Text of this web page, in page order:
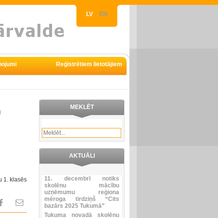
LV EN
Reģistrētiem lietotājiem
1. klasēs
MEKLĒT
AKTUĀLI
11. decembrī notiks
skolēnu mācību
uzņēmumu reģiona
mēroga tirdziņš “Cits
bazārs 2025 Tukumā”
Tukuma novadā skolēnu